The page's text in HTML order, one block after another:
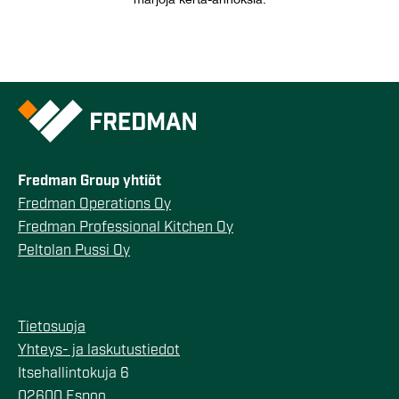
Fredman Group yhtiöt
Fredman Operations Oy
Fredman Professional Kitchen Oy
Peltolan Pussi Oy
Tietosuoja
Yhteys- ja laskutustiedot
Itsehallintokuja 6